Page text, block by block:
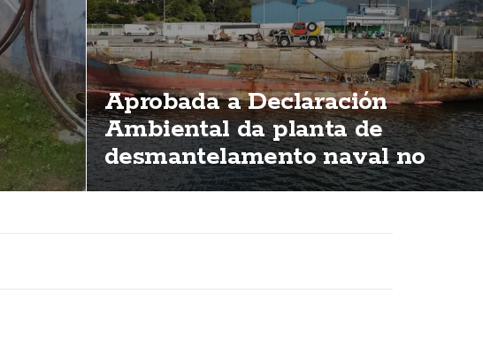
Aprobada a Declaración
Ambiental da planta de
desmantelamento naval no
porto de Brens